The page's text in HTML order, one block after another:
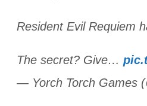
Resident Evil Requiem
The secret? Give…
— Yorch Torch Games